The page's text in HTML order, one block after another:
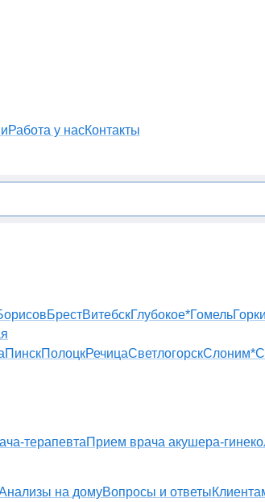
Работа у насКонтакты
БрестВитебскГлубокое*Гомель
ПинскПолоцкРечицаСветлогорскСлоним*
терапевтаПрием врача акушера-
на домуВопросы и ответы